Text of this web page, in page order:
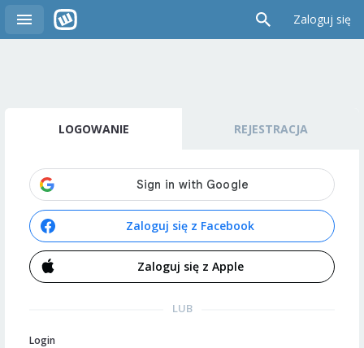
Zaloguj się
LOGOWANIE REJESTRACJA
Zaloguj się z Facebook
Zaloguj się z Apple
LUB
Login